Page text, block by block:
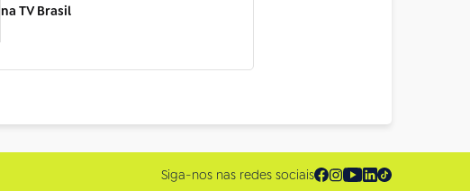
na TV Brasil
Siga-nos nas redes sociais